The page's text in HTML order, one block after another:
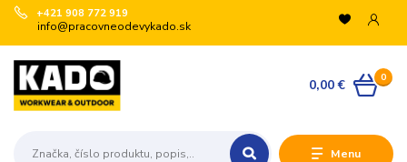
Menu
+421 908 772 919
info@pracovneodevykado.sk
0
0,00 €